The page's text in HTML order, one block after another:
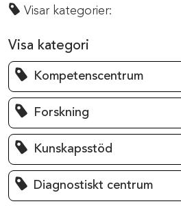
Visar kategorier:
Visa kategori
Kompetenscentrum
Forskning
Kunskapsstöd
Diagnostiskt centrum